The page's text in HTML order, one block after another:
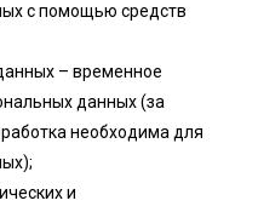
с помощью средств
– временное
данных (за
необходима для
и